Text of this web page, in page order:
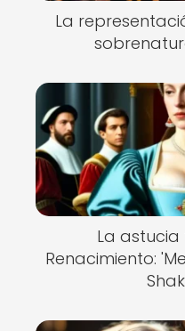
La
La astucia
Renacimiento: